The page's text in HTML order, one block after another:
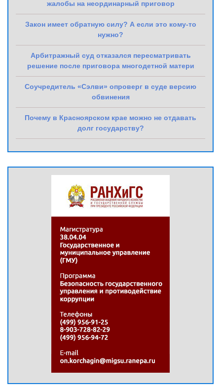
жалобы на неординарный приговор
Закон имеет обратную силу? А если это кому-то
нужно?
Арбитражный суд отказался пересматривать
решение после приговора многодетной матери
Соучредитель «Сэлви» опроверг в суде версию
обвинения
Почему в Красноярском крае можно не отдавать
долг государству?